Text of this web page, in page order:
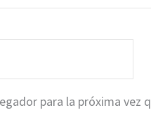
para la próxima vez